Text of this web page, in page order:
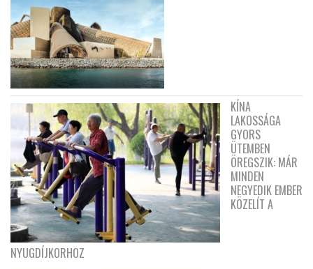
KÍNA
LAKOSSÁGA
GYORS
ÜTEMBEN
ÖREGSZIK: MÁR
MINDEN
NEGYEDIK EMBER
KÖZELÍT A
NYUGDÍJKORHOZ